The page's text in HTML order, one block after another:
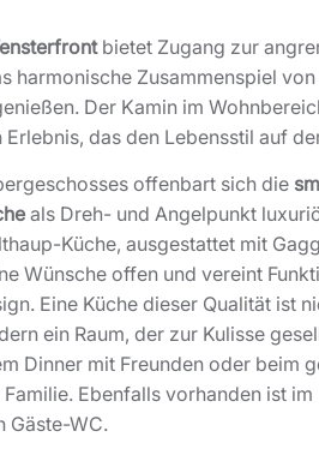
bietet Zugang zur
harmonische Zusammenspiel
Der Kamin im
das den Lebensstil auf
offenbart sich die
als Dreh- und Angelpunkt
Küche, ausgestattet mit
Wünsche offen und vereint
Eine Küche dieser Qualität ist
ein Raum, der zur Kulisse
Dinner mit Freunden oder beim
Ebenfalls vorhanden ist im
Gäste-WC.